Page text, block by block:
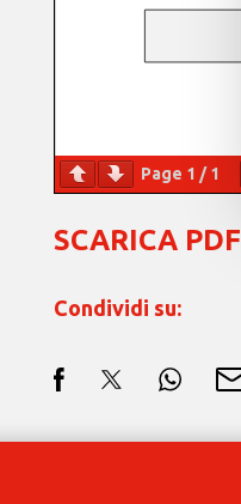
Page 1 /1
SCARICA PDF
Condividi su: